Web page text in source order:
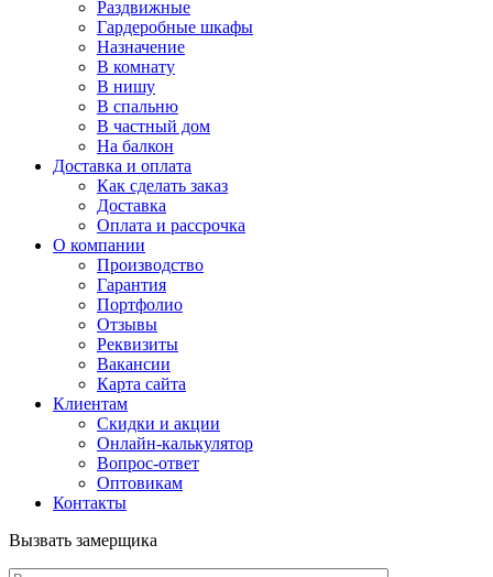
Раздвижные
Гардеробные шкафы
Назначение
В комнату
В нишу
В спальню
В частный дом
На балкон
Доставка и оплата
Как сделать заказ
Доставка
Оплата и рассрочка
О компании
Производство
Гарантия
Портфолио
Отзывы
Реквизиты
Вакансии
Карта сайта
Клиентам
Скидки и акции
Онлайн-калькулятор
Вопрос-ответ
Оптовикам
Контакты
Вызвать замерщика